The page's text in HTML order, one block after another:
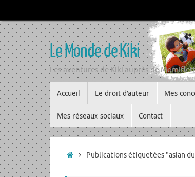
au
contenu
Le Monde de Kiki
Les aventures de Kiki auprès de
au
contenu
Accueil Le droit d’auteur Mes
Mes réseaux sociaux Contact
Accueil
Publications étiquetées "asian